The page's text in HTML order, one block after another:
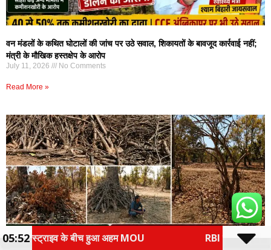
वन मंडलों के कथित घोटालों की जांच पर उठे सवाल, शिकायतों के बावजूद कार्रवाई नहीं;
मंत्री के मौखिक हस्तक्षेप के आरोप
July 11, 2026 No Comments
Read More »
RBI का बड़ा बयान: UPI पेमेंट पर चार्ज को लेकर
05:52